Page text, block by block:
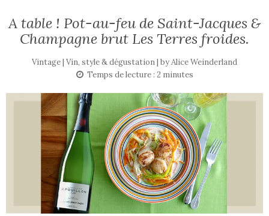
A table ! Pot-au-feu de Saint-Jacques &
Champagne brut Les Terres froides.
Vintage | Vin, style & dégustation | byAlice Weinderland
Temps de lecture : 2 minutes